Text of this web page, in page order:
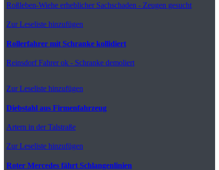
Roßleben-Wiehe erheblicher Sachschaden - Zeugen gesucht
Zur Leseliste hinzufügen
Rollerfahrer mit Schranke kollidiert
ReinsdorfFahrer ok - Schranke demoliert
Zur Leseliste hinzufügen
Diebstahl aus Firmenfahrzeug
Artern in der Talstraße
Zur Leseliste hinzufügen
Roter Mercedes fährt Schlangenlinien